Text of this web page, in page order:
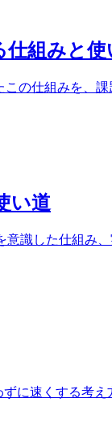
組みと使
の仕組みを、
い道
意識した仕組み
に速くする考え